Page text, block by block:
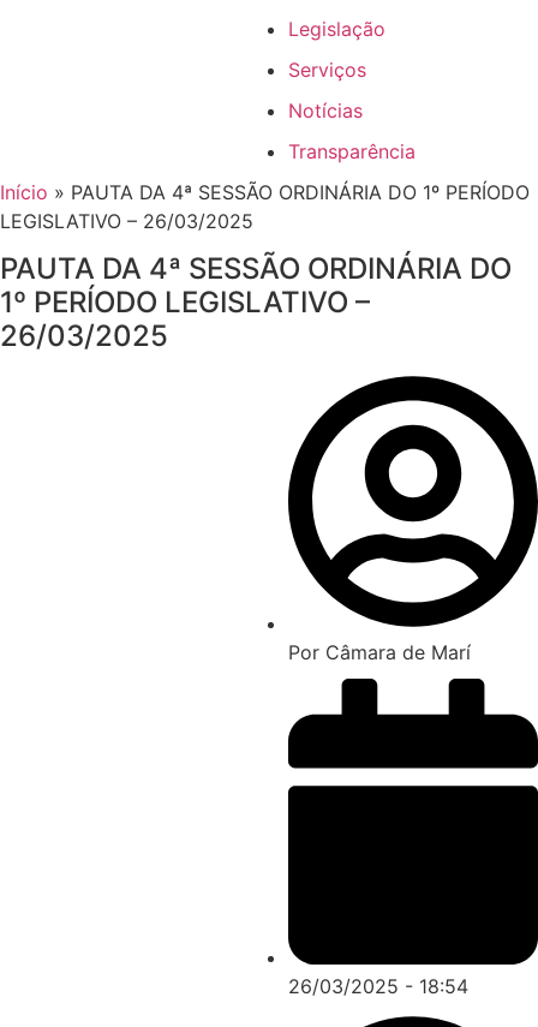
Legislação
Serviços
Notícias
Transparência
Início » PAUTA DA 4ª SESSÃO ORDINÁRIA DO 1º PERÍODO
LEGISLATIVO – 26/03/2025
PAUTA DA 4ª SESSÃO ORDINÁRIA DO
1º PERÍODO LEGISLATIVO –
26/03/2025
Por Câmara de Marí
26/03/2025 - 18:54